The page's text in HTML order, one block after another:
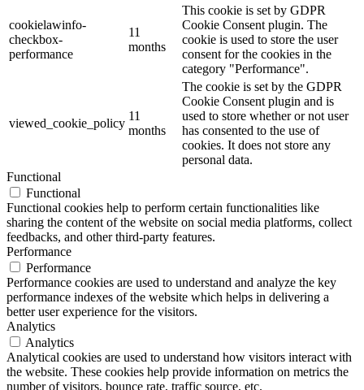
cookielawinfo-
checkbox-
performance
11
months
This cookie is set by GDPR
Cookie Consent plugin. The
cookie is used to store the user
consent for the cookies in the
category "Performance".
viewed_cookie_policy
11
months
The cookie is set by the GDPR
Cookie Consent plugin and is
used to store whether or not user
has consented to the use of
cookies. It does not store any
personal data.
Functional
Functional
Functional cookies help to perform certain functionalities like
sharing the content of the website on social media platforms, collect
feedbacks, and other third-party features.
Performance
Performance
Performance cookies are used to understand and analyze the key
performance indexes of the website which helps in delivering a
better user experience for the visitors.
Analytics
Analytics
Analytical cookies are used to understand how visitors interact with
the website. These cookies help provide information on metrics the
number of visitors, bounce rate, traffic source, etc.